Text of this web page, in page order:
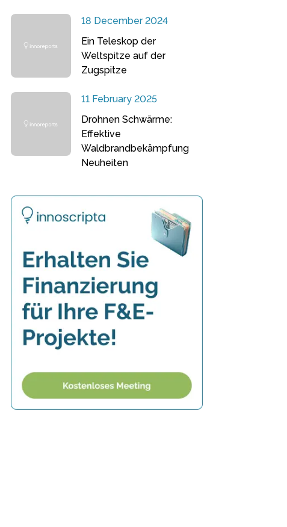
18 December 2024
Ein Teleskop der
Weltspitze auf der
Zugspitze
11 February 2025
Drohnen Schwärme:
Effektive
Waldbrandbekämpfung
Neuheiten